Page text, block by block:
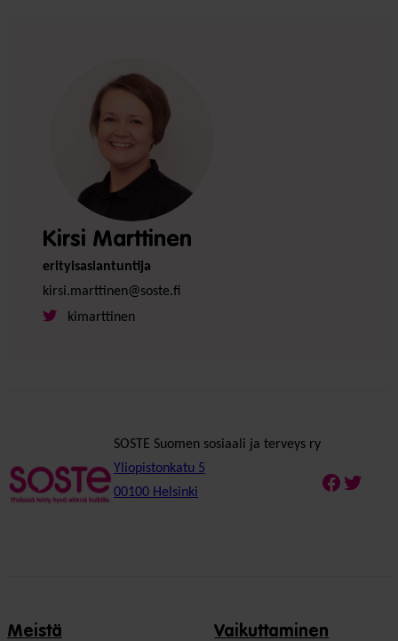
Kirsi Marttinen
erityisasiantuntija
kirsi.marttinen@soste.fi
kimarttinen
SOSTE Suomen sosiaali ja terveys ry
Yliopistonkatu 5
00100 Helsinki
Meistä Vaikuttaminen